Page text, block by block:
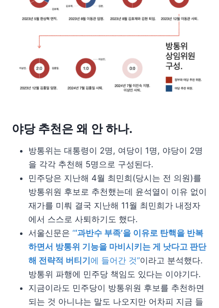
야당 추천은 왜 안 하나.
방통위는 대통령이 2명, 여당이 1명, 야당이 2명
을 각각 추천해 5명으로 구성된다.
민주당은 지난해 4월 최민희(당시는 전 의원)를
방통위원 후보로 추천했는데 윤석열이 이유 없이
재가를 미뤄 결국 지난해 11월 최민희가 내정자
에서 스스로 사퇴하기도 했다.
서울신문은 “‘과반수 부족’을 이유로 탄핵을 반복
하면서 방통위 기능을 마비시키는 게 낫다고 판단
해 전략적 버티기 에 들어간 것”이라고 분석했다.
방통위 파행에 민주당 책임도 있다는 이야기다.
지금이라도 민주당이 방통위원 후보를 추천하면
되는 것 아니냐는 말도 나오지만 어차피 지금 들